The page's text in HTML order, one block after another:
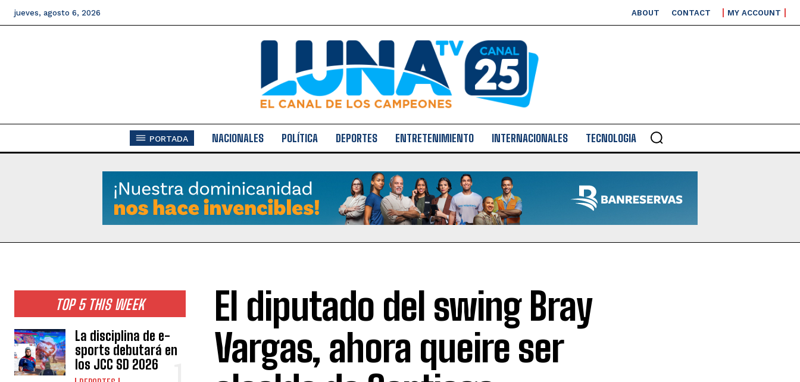
jueves, agosto 6, 2026 ABOUT CONTACT MY ACCOUNT
PORTADA NACIONALES POLÍTICA DEPORTES ENTRETENIMIENTO INTERNACIONALES TECNOLOGIA
TOP 5 THIS WEEK
La disciplina de e-
sports debutará en
los JCC SD 2026
El diputado del swing Bray
Vargas, ahora queire ser